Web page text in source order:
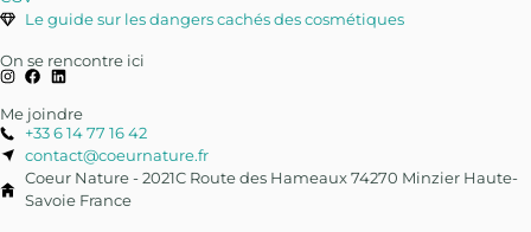
Le guide sur les dangers cachés des cosmétiques
On se rencontre ici
Me joindre
+33 6 14 77 16 42
contact@coeurnature.fr
Coeur Nature - 2021C Route des Hameaux 74270 Minzier Haute-
Savoie France